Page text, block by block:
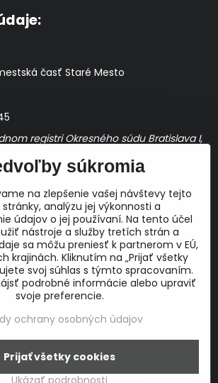
časť Staré Mesto
registri Okresného súdu Bratislava I,
pracovné dni10:00 - 14:00
a.s.
0051 9050 9782
©2026Copyright
Zásady ochrany osobných údajov
súkromia
na zlepšenie vašej návštevy tejto
analýzu jej výkonnosti a
údajov o jej používaní. Na tento účel
nástroje a služby tretích strán a
sa môžu preniesť k partnerom v EÚ,
krajinách. Kliknutím na „Prijať všetky
svoj súhlas s týmto spracovaním.
podrobné informácie alebo upraviť
svoje preferencie.
ochrany osobných údajov
Ukázať podrobnosti
Prijať všetky cookies
cookies.Viac info